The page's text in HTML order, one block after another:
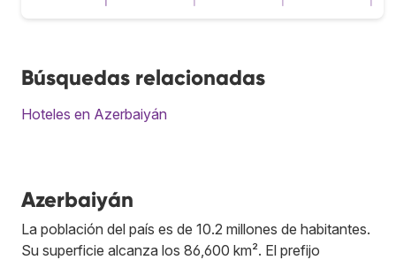
Búsquedas relacionadas
Hoteles en Azerbaiyán
Azerbaiyán
La población del país es de 10.2 millones de habitantes.
Su superficie alcanza los 86,600 km². El prefijo